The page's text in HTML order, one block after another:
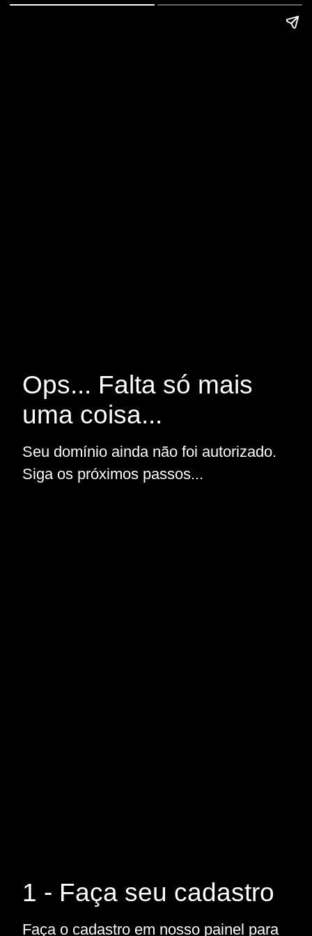
Ops... Falta só mais
uma coisa...
Seu domínio ainda não foi autorizado.
Siga os próximos passos...
1 - Faça seu cadastro
Faça o cadastro em nosso painel para